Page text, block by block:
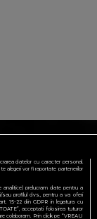
datelor cu caracter personal.
alegeri vor fi raportate partenerilor
prelucram date pentru a
profilul dvs., pentru a va oferi
15-22 din GDPR in legatura cu
TOATE”, acceptati folosirea tuturor
colaboram. Prin click pe “VREAU